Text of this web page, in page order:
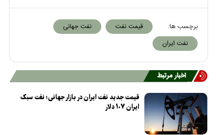
برچسب ها: قیمت نفت
نفت جهانی
نفت ایران
اخبار مرتبط
قیمت جدید نفت ایران در بازار جهانی؛ نفت سبک
ایران ۱۰۷ دلار